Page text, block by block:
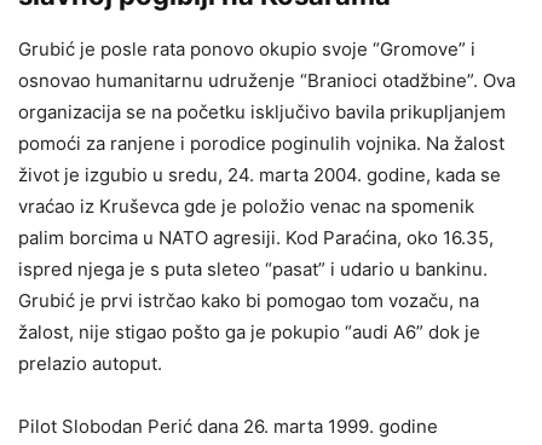
Grubić je posle rata ponovo okupio svoje “Gromove” i
osnovao humanitarnu udruženje “Branioci otadžbine”. Ova
organizacija se na početku isključivo bavila prikupljanjem
pomoći za ranjene i porodice poginulih vojnika. Na žalost
život je izgubio u sredu, 24. marta 2004. godine, kada se
vraćao iz Kruševca gde je položio venac na spomenik
palim borcima u NATO agresiji. Kod Paraćina, oko 16.35,
ispred njega je s puta sleteo “pasat” i udario u bankinu.
Grubić je prvi istrčao kako bi pomogao tom vozaču, na
žalost, nije stigao pošto ga je pokupio “audi A6” dok je
prelazio autoput.
Pilot Slobodan Perić dana 26. marta 1999. godine